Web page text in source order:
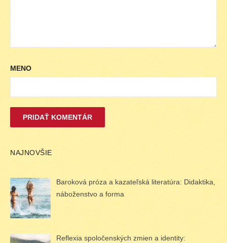
MENO
NAJNOVŠIE
Baroková próza a kazateľská literatúra: Didaktika,
náboženstvo a forma
Reflexia spoločenských zmien a identity: